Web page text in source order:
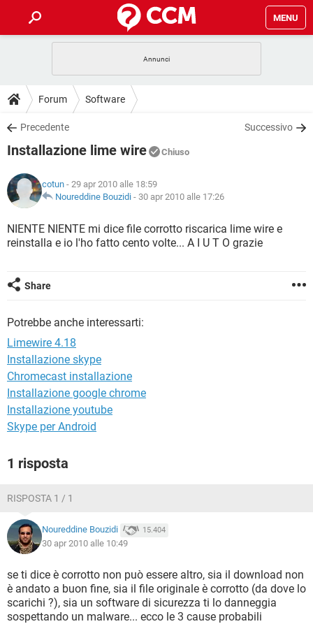
MENU
INTRATTENIMENTO
iOS
INSTAGRAM WHATSAPP
TIKTOK
HARDWARE
GUIDE
COVID-19
INSTAGRAM
TIKTOK
HARDWARE
DOWNLOAD
COVID-19 GAMING
INTRATTENIMENTO
iOS WINDOWS 10
INSTAGRAM WHATSAPP
TIKTOK FACEBOOK
COVID-19
INTRATTENIMENTO
iOS WINDOWS 10
TIKTOK
GLOSSARIO
COVID-19 GAMING
INTRATTENIMENTO ANDROID
INSTAGRAM
TIKTOK
HARDWARE
Forum Software
Precedente Successivo
Installazione lime wire Chiuso
cotun - 29 apr 2010 alle 18:59
Noureddine Bouzidi - 30 apr 2010 alle 17:26
NIENTE NIENTE mi dice file corrotto riscarica lime wire e
reinstalla e io l'ho fatto cento volte... A I U T O grazie
Share
Potrebbe anche interessarti:
Limewire 4.18
Installazione skype
Chromecast installazione
Installazione google chrome
Installazione youtube
Skype per Android
1 risposta
RISPOSTA 1 / 1
Noureddine Bouzidi 15.404
30 apr 2010 alle 10:49
se ti dice è corrotto non può essere altro, sia il download non
è andato a buon fine, sia il file originale è corrotto (da dove lo
scarichi ?), sia un software di sicurezza ti lo danneggia
sospettando un malware... ecco le 3 cause probabili